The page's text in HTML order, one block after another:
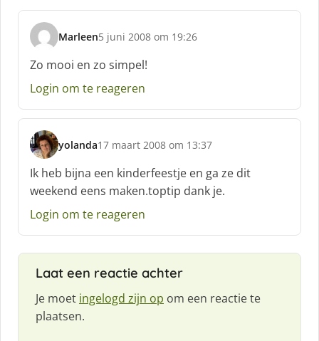
Marleen
s
c
h
r
e
f
:
5 juni 2008 om 19:26
Zo mooi en zo simpel!
Login om te reageren
yolanda
s
c
h
r
e
:
17 maart 2008 om 13:37
Ik heb bijna een kinderfeestje en ga ze dit
weekend eens maken.toptip dank je.
Login om te reageren
Laat een reactie achter
Je moet ingelogd zijn op om een reactie te
plaatsen.